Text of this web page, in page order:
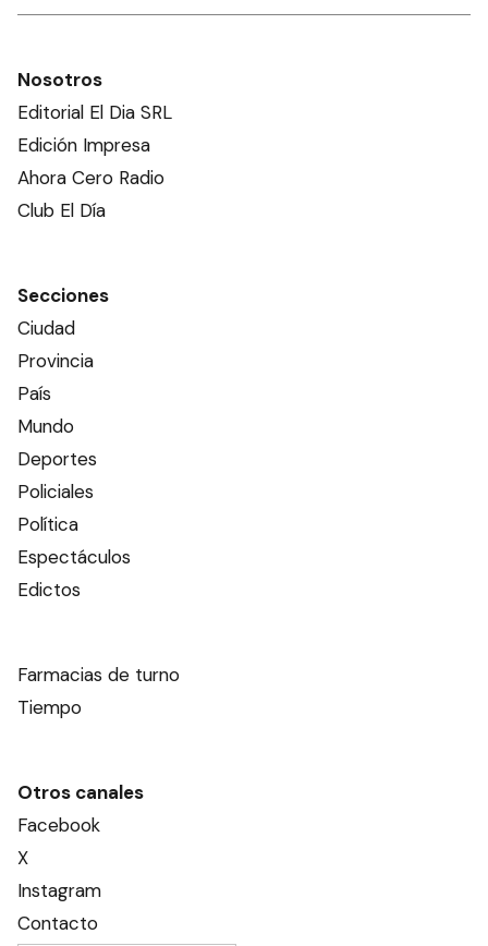
Nosotros
Editorial El Dia SRL
Edición Impresa
Ahora Cero Radio
Club El Día
Secciones
Ciudad
Provincia
País
Mundo
Deportes
Policiales
Política
Espectáculos
Edictos
Farmacias de turno
Tiempo
Otros canales
Facebook
X
Instagram
Contacto